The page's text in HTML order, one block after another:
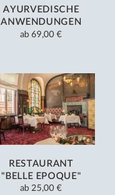
AYURVEDISCHE
ANWENDUNGEN
ab 69,00 €
RESTAURANT
"BELLE EPOQUE"
ab 25,00 €